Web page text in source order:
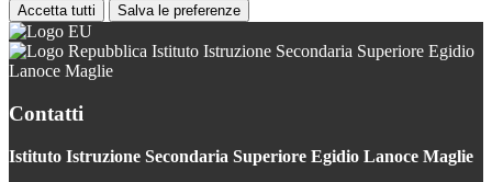
Accetta tutti Salva le preferenze
Istituto Istruzione Secondaria Superiore Egidio
Lanoce Maglie
Contatti
Istituto Istruzione Secondaria Superiore Egidio Lanoce Maglie